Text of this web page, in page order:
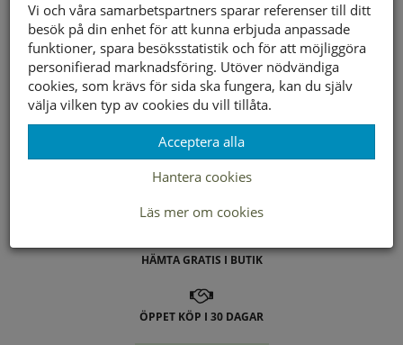
Lagerstatus per butik
Butik
20 21 22 23 24 25 26 27 28 29 30
Borlänge
Buffert lager
LEVERANS INOM 2-4 DAGAR INOM SVERIGE
HÄMTA GRATIS I BUTIK
ÖPPET KÖP I 30 DAGAR
Vi och våra samarbetspartners sparar referenser till ditt
besök på din enhet för att kunna erbjuda anpassade
funktioner, spara besöksstatistik och för att möjliggöra
personifierad marknadsföring. Utöver nödvändiga
cookies, som krävs för sida ska fungera, kan du själv
välja vilken typ av cookies du vill tillåta.
Acceptera alla
Hantera cookies
Läs mer om cookies